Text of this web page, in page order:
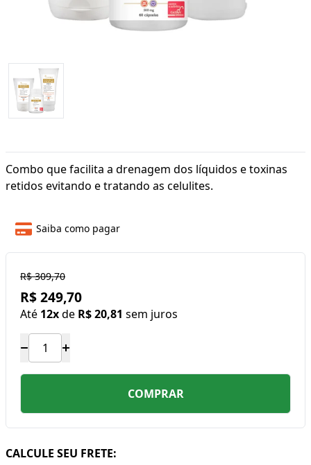
Combo que facilita a drenagem dos líquidos e toxinas
retidos evitando e tratando as celulites.
Saiba como pagar
R$ 309,70
R$ 249,70
Até 12xde R$ 20,81 sem juros
COMPRAR
CALCULE SEU FRETE: